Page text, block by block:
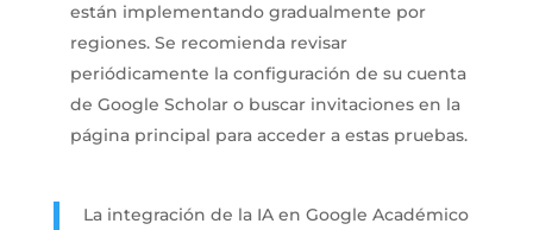
están implementando gradualmente por
regiones. Se recomienda revisar
periódicamente la configuración de su cuenta
de Google Scholar o buscar invitaciones en la
página principal para acceder a estas pruebas.
La integración de la IA en Google Académico